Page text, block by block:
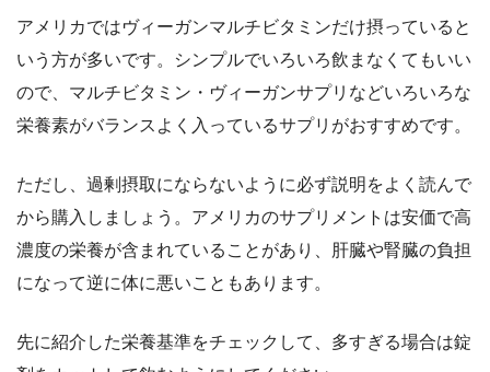
アメリカではヴィーガンマルチビタミンだけ摂っていると
いう方が多いです。シンプルでいろいろ飲まなくてもいい
ので、マルチビタミン・ヴィーガンサプリなどいろいろな
栄養素がバランスよく入っているサプリがおすすめです。
ただし、過剰摂取にならないように必ず説明をよく読んで
から購入しましょう。アメリカのサプリメントは安価で高
濃度の栄養が含まれていることがあり、肝臓や腎臓の負担
になって逆に体に悪いこともあります。
先に紹介した栄養基準をチェックして、多すぎる場合は錠